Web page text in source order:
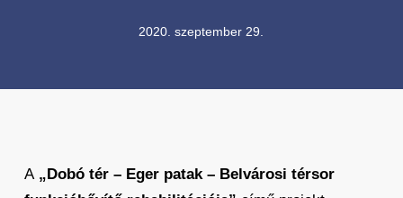
2020. szeptember 29.
A „Dobó tér – Eger patak – Belvárosi térsor